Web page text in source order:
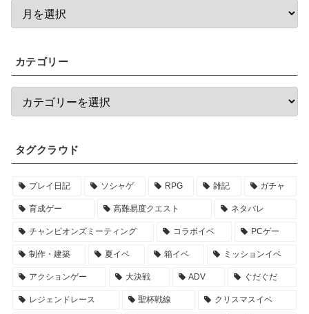
カテゴリー
タグクラウド
プレイ日記 ソシャゲ RPG 雑記 ガチャ
育成ゲー 高難易度クエスト ネタバレ
チャンピオンズミーティング コラボイベ PCゲー
制作・建築 夏イベ 箱イベ ミッションイベ
アクションゲー 大決戦 ADV ぐだぐだ
レジェンドレース 聖杯戦線 クリスマスイベ